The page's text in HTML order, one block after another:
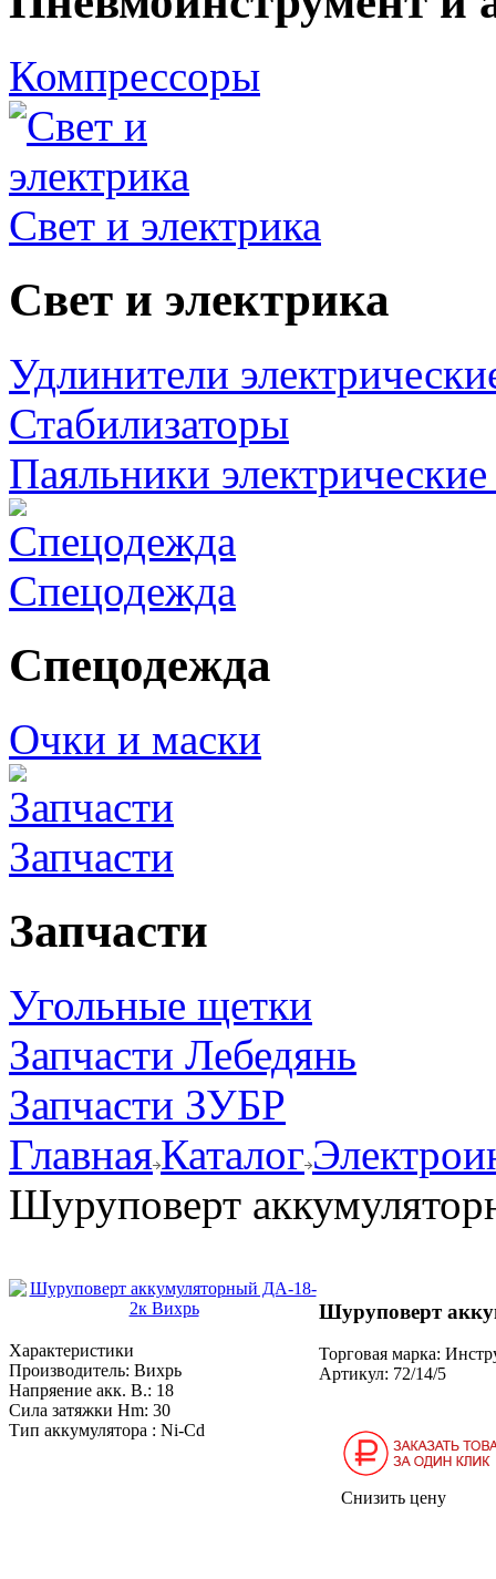
Компрессоры
Свет и электрика
Свет и электрика
Удлинители
Стабилизаторы
Паяльники
Спецодежда
Спецодежда
Очки и маски
Запчасти
Запчасти
Угольные щетки
Запчасти Лебедянь
Запчасти ЗУБР
ГлавнаяКаталог
Шуруповерт
Характеристики
Производитель: Вихрь
Напряение акк. В.: 18
Сила затяжки Нm: 30
Тип аккумулятора : Ni-Cd
Шуруповерт
Торговая марка:
Артикул: 72/14/5
Снизить цену